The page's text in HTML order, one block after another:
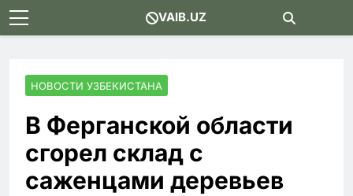
Skip
to
VAIB.UZ
НОВОСТИ УЗБЕКИСТАНА
В Ферганской области
сгорел склад с
саженцами деревьев